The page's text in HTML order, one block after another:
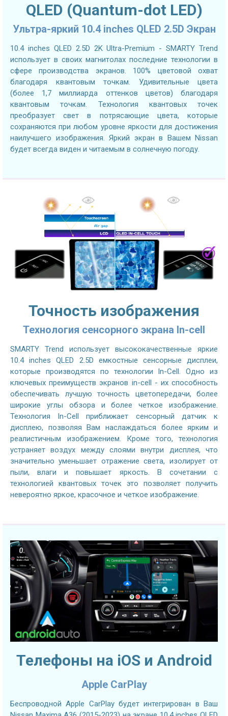
QLED (Quantum-dot LED)
Ультра-яркий 10.4 inches QLED 2.5D Экран
10.4 inches QLED 2.5D 2K Ultra-Premium - SMARTY Trend
использует в своих магнитолах последние технологии в
сфере производства экранов. 100% цветовой охват
благодаря квантовым точкам. Удивительные цвета
(более 1,7 миллиарда оттенков цветов) благодаря
квантовым точкам. Технология квантовых точек
преобразует свет в потрясающие цвета, которые
сохраняются при любом уровне яркости для достижения
наилучшего изображения. Яркий экран в Вашем Nissan
будет всегда виден и читаемым в солнечную погоду.
Точность изображения
Технология сенсорного экрана In-cell
SMARTY Trend использует высококачественные яркие
10.4 inches QLED 2.5D емкостные сенсорные дисплеи,
которые производятся по технологии In-Cell. Одно из
ключевых преимуществ экранов in-cell - их способность
обеспечивать лучшую точность цветопередачи, более
широкие углы обзора и более четкое изображение.
Технология In-Cell приближает сенсорный датчик к
дисплею, позволяя Вам наслаждаться более ярким и
реалистичным изображением. Кроме того, технология
устраняет воздух между слоями внутри дисплея, что
значительно уменьшает отражение света, изолирует от
пыли, влаги и повышает яркость. В сочетании с
технологией квантовых точек это позволяет получить
невероятно яркое, красочное и четкое изображение.
Телефоны на iOS и Android
Apple CarPlay
Беспроводной Apple CarPlay будет интегрирован в Ваш